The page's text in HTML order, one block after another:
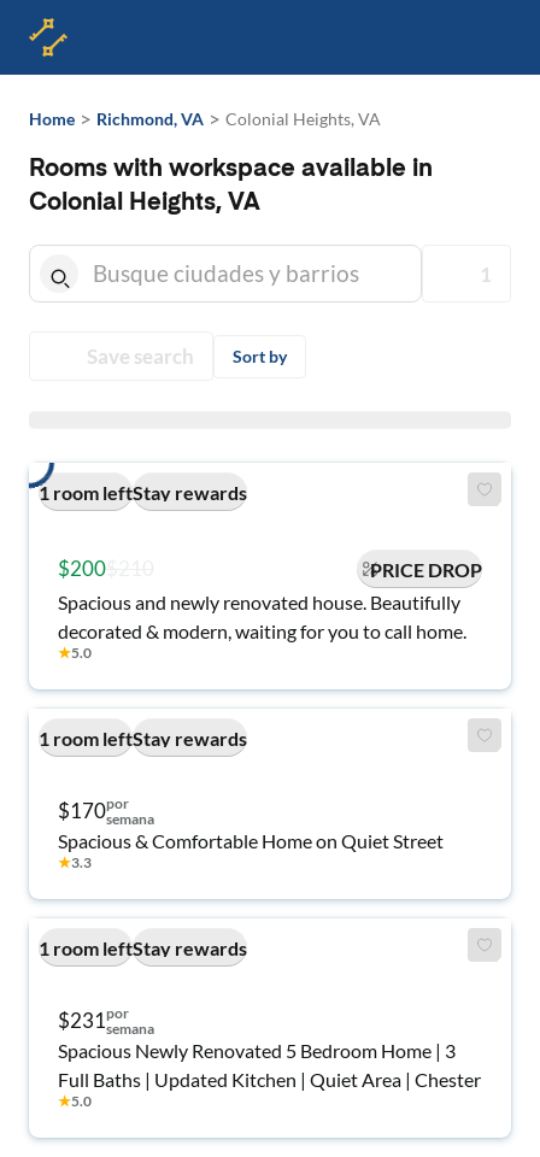
Home > Richmond, VA > Colonial Heights, VA
Rooms with workspace available in
Colonial Heights, VA
1
Save search Sort by
1 room leftStay rewards
$200
PRICE DROP
Spacious and newly renovated house. Beautifully
decorated & modern, waiting for you to call home.
★5.0
1 room leftStay rewards
$170por
semana
Spacious & Comfortable Home on Quiet Street
★3.3
1 room leftStay rewards
$231por
semana
Spacious Newly Renovated 5 Bedroom Home | 3
Full Baths | Updated Kitchen | Quiet Area | Chester
★5.0